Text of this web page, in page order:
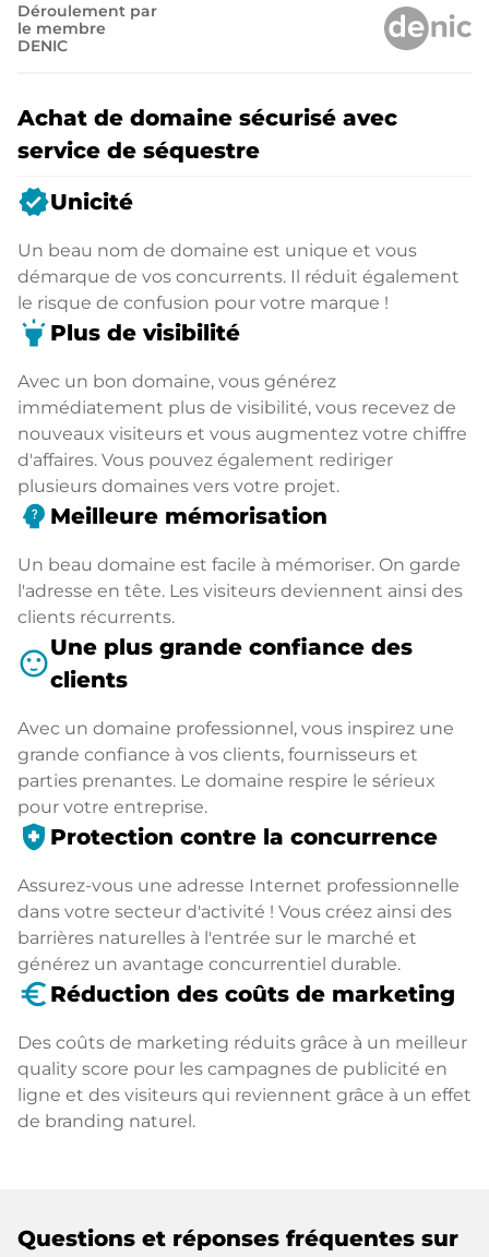
Déroulement par
le membre
DENIC
Achat de domaine sécurisé avec
service de séquestre
verifiedUnicité
Un beau nom de domaine est unique et vous
démarque de vos concurrents. Il réduit également
le risque de confusion pour votre marque !
highlight Plus de visibilité
Avec un bon domaine, vous générez
immédiatement plus de visibilité, vous recevez de
nouveaux visiteurs et vous augmentez votre chiffre
d'affaires. Vous pouvez également rediriger
plusieurs domaines vers votre projet.
psychology_alt Meilleure mémorisation
Un beau domaine est facile à mémoriser. On garde
l'adresse en tête. Les visiteurs deviennent ainsi des
clients récurrents.
sentiment_satisfiedUne plus grande confiance des
clients
Avec un domaine professionnel, vous inspirez une
grande confiance à vos clients, fournisseurs et
parties prenantes. Le domaine respire le sérieux
pour votre entreprise.
health_and_safety Protection contre la concurrence
Assurez-vous une adresse Internet professionnelle
dans votre secteur d'activité ! Vous créez ainsi des
barrières naturelles à l'entrée sur le marché et
générez un avantage concurrentiel durable.
euro_symbol Réduction des coûts de marketing
Des coûts de marketing réduits grâce à un meilleur
quality score pour les campagnes de publicité en
ligne et des visiteurs qui reviennent grâce à un effet
de branding naturel.
Questions et réponses fréquentes sur